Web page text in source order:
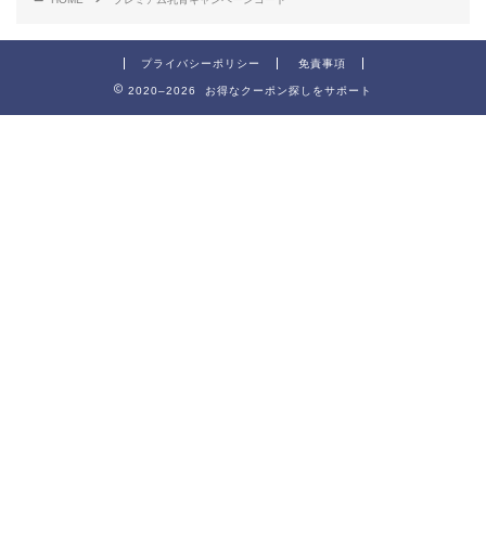
プライバシーポリシー 免責事項
2020–2026 お得なクーポン探しをサポート